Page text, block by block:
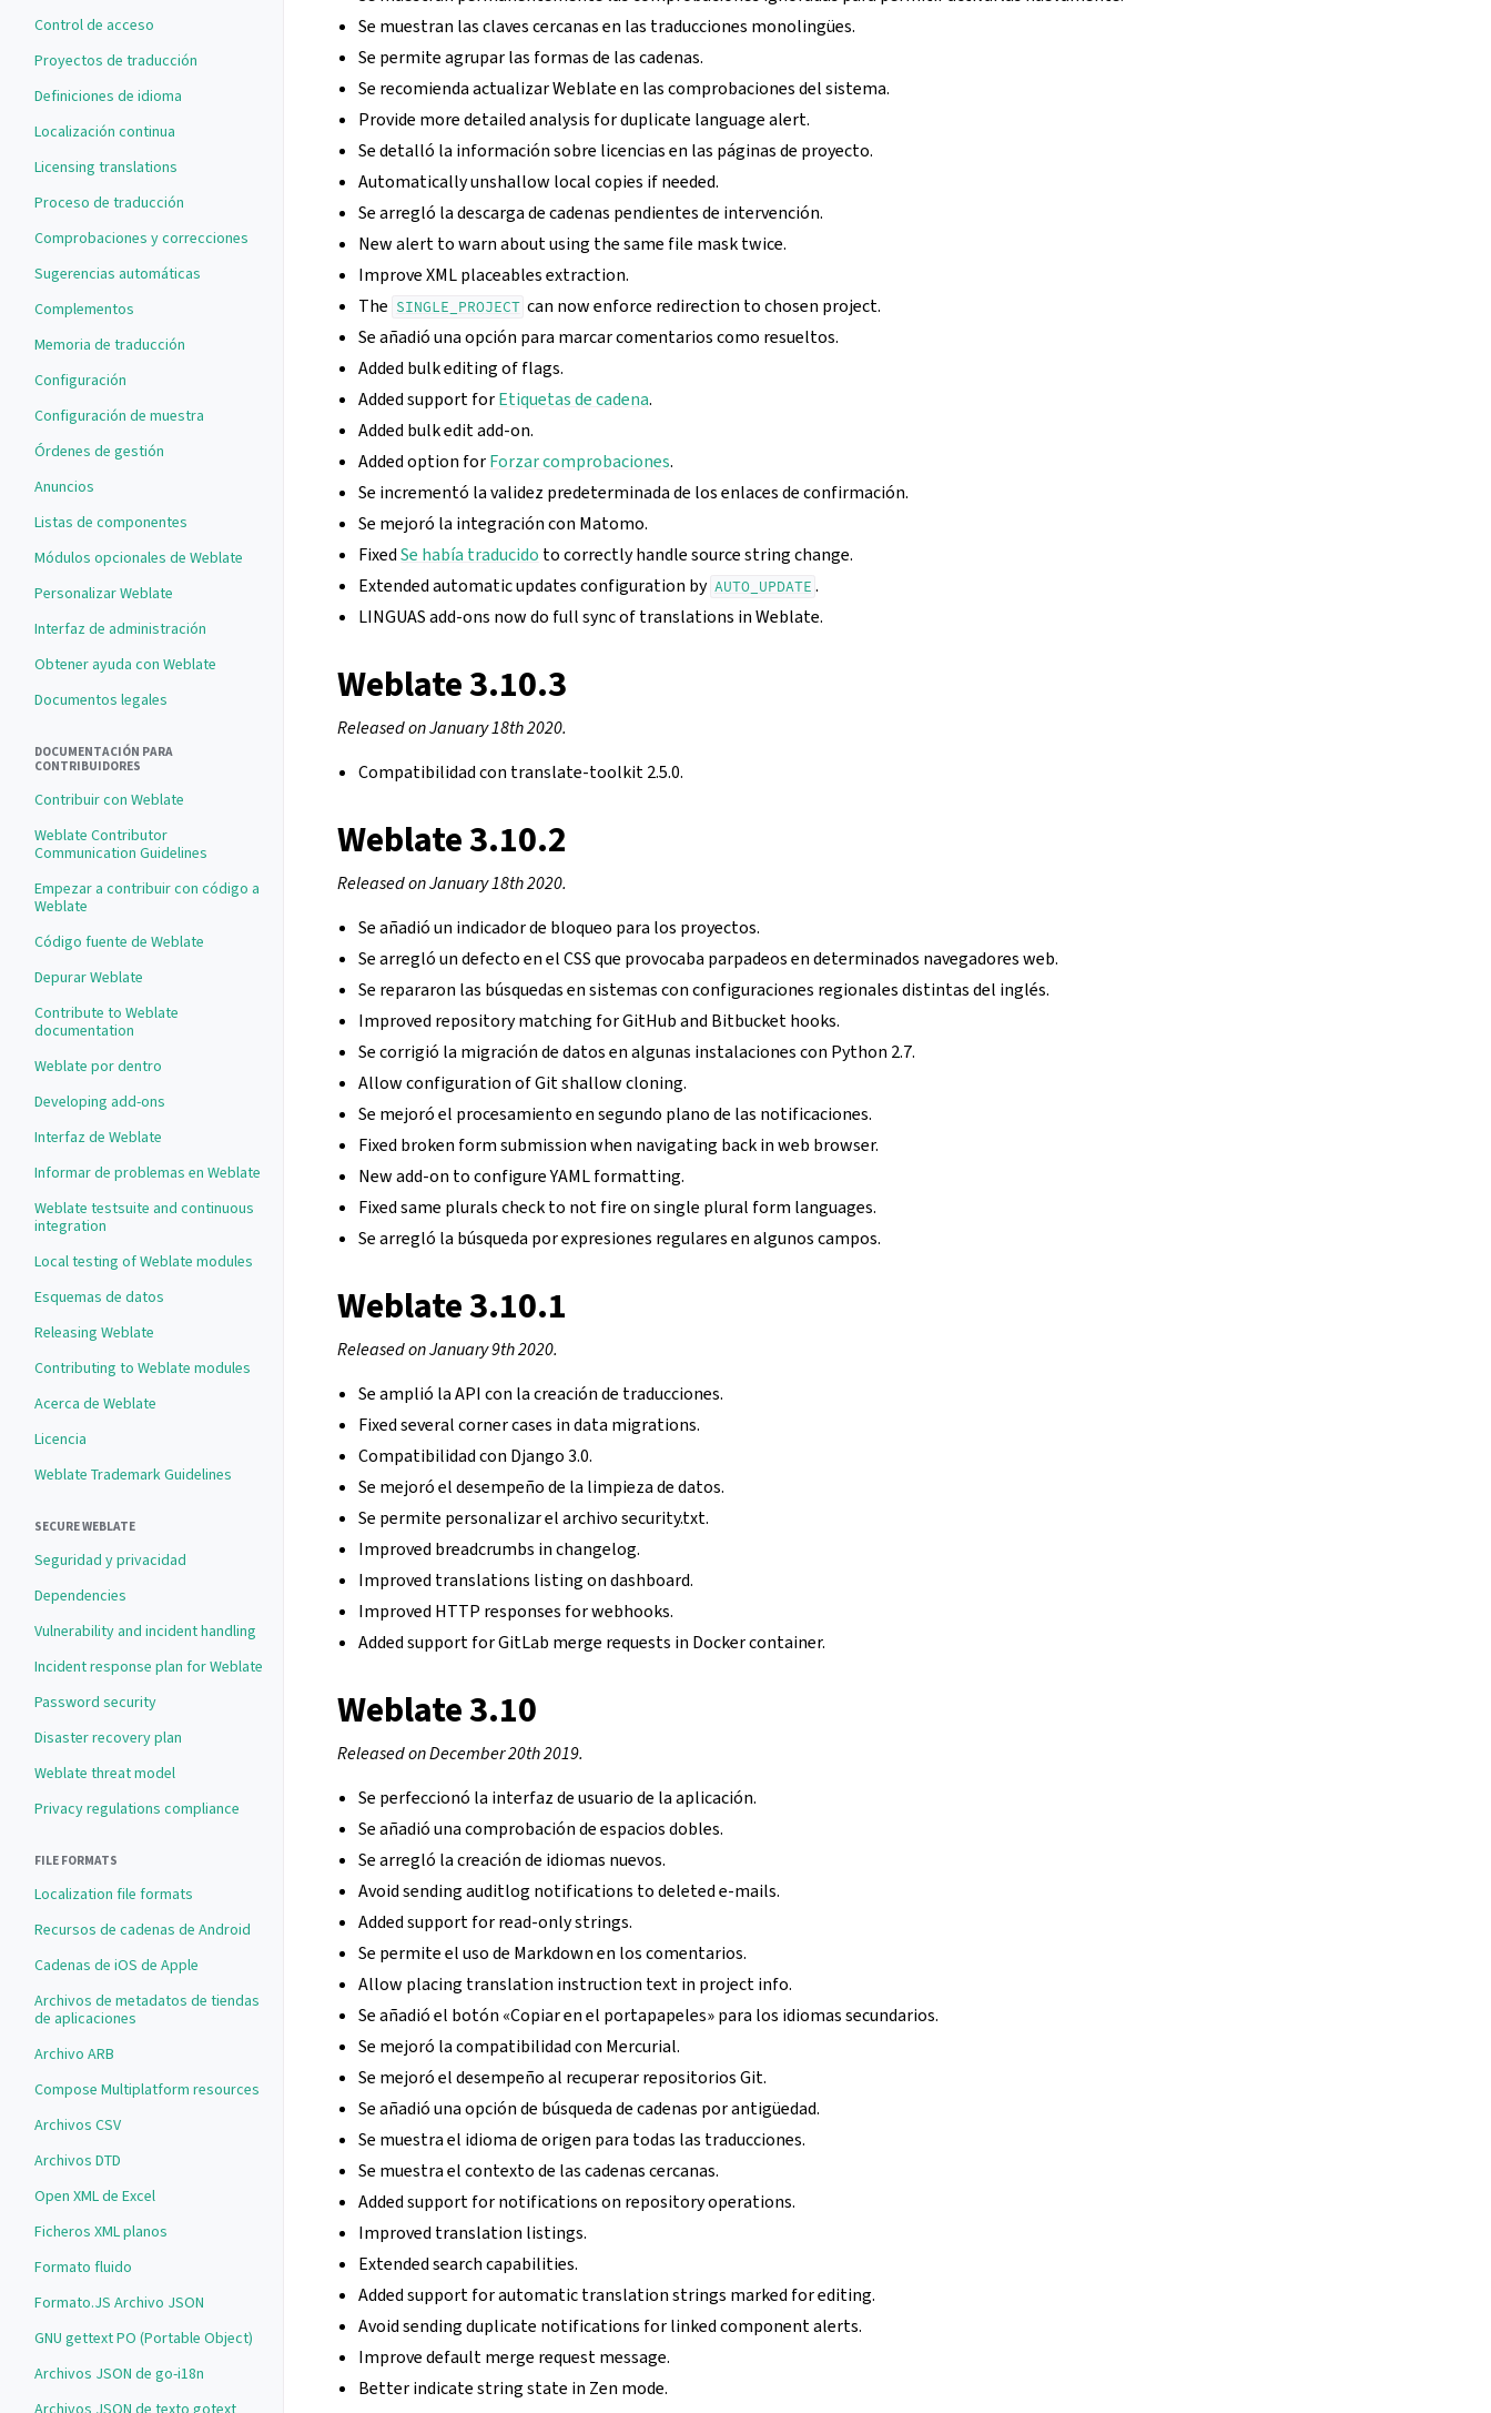
Control de acceso
Proyectos de traducción
Definiciones de idioma
Localización continua
Licensing translations
Proceso de traducción
Comprobaciones y correcciones
Sugerencias automáticas
Complementos
Memoria de traducción
Configuración
Configuración de muestra
Órdenes de gestión
Anuncios
Listas de componentes
Módulos opcionales de Weblate
Personalizar Weblate
Interfaz de administración
Obtener ayuda con Weblate
Documentos legales
DOCUMENTACIÓN PARA
CONTRIBUIDORES
Contribuir con Weblate
Weblate Contributor
Communication Guidelines
Empezar a contribuir con código a
Weblate
Código fuente de Weblate
Depurar Weblate
Contribute to Weblate
documentation
Weblate por dentro
Developing add-ons
Interfaz de Weblate
Informar de problemas en Weblate
Weblate testsuite and continuous
integration
Local testing of Weblate modules
Esquemas de datos
Releasing Weblate
Contributing to Weblate modules
Acerca de Weblate
Licencia
Weblate Trademark Guidelines
SECURE WEBLATE
Seguridad y privacidad
Dependencies
Vulnerability and incident handling
Incident response plan for Weblate
Password security
Disaster recovery plan
Weblate threat model
Privacy regulations compliance
FILE FORMATS
Localization file formats
Recursos de cadenas de Android
Cadenas de iOS de Apple
Archivos de metadatos de tiendas
de aplicaciones
Archivo ARB
Compose Multiplatform resources
Archivos CSV
Archivos DTD
Open XML de Excel
Ficheros XML planos
Formato fluido
Formato.JS Archivo JSON
GNU gettext PO (Portable Object)
Archivos JSON de go-i18n
Se muestran las claves cercanas en las traducciones monolingües.
Se permite agrupar las formas de las cadenas.
Se recomienda actualizar Weblate en las comprobaciones del sistema.
Provide more detailed analysis for duplicate language alert.
Se detalló la información sobre licencias en las páginas de proyecto.
Automatically unshallow local copies if needed.
Se arregló la descarga de cadenas pendientes de intervención.
New alert to warn about using the same file mask twice.
Improve XML placeables extraction.
The SINGLE_PROJECT can now enforce redirection to chosen project.
Se añadió una opción para marcar comentarios como resueltos.
Added bulk editing of flags.
Added support forEtiquetas de cadena.
Added bulk edit add-on.
Added option forForzar comprobaciones.
Se incrementó la validez predeterminada de los enlaces de confirmación.
Se mejoró la integración con Matomo.
FixedSe había traducido to correctly handle source string change.
Extended automatic updates configuration by AUTO_UPDATE .
LINGUAS add-ons now do full sync of translations in Weblate.
Weblate 3.10.3
Released on January 18th 2020.
Compatibilidad con translate-toolkit 2.5.0.
Weblate 3.10.2
Released on January 18th 2020.
Se añadió un indicador de bloqueo para los proyectos.
Se arregló un defecto en el CSS que provocaba parpadeos en determinados navegadores web.
Se repararon las búsquedas en sistemas con configuraciones regionales distintas del inglés.
Improved repository matching for GitHub and Bitbucket hooks.
Se corrigió la migración de datos en algunas instalaciones con Python 2.7.
Allow configuration of Git shallow cloning.
Se mejoró el procesamiento en segundo plano de las notificaciones.
Fixed broken form submission when navigating back in web browser.
New add-on to configure YAML formatting.
Fixed same plurals check to not fire on single plural form languages.
Se arregló la búsqueda por expresiones regulares en algunos campos.
Weblate 3.10.1
Released on January 9th 2020.
Se amplió la API con la creación de traducciones.
Fixed several corner cases in data migrations.
Compatibilidad con Django 3.0.
Se mejoró el desempeño de la limpieza de datos.
Se permite personalizar el archivo security.txt.
Improved breadcrumbs in changelog.
Improved translations listing on dashboard.
Improved HTTP responses for webhooks.
Added support for GitLab merge requests in Docker container.
Weblate 3.10
Released on December 20th 2019.
Se perfeccionó la interfaz de usuario de la aplicación.
Se añadió una comprobación de espacios dobles.
Se arregló la creación de idiomas nuevos.
Avoid sending auditlog notifications to deleted e-mails.
Added support for read-only strings.
Se permite el uso de Markdown en los comentarios.
Allow placing translation instruction text in project info.
Se añadió el botón «Copiar en el portapapeles» para los idiomas secundarios.
Se mejoró la compatibilidad con Mercurial.
Se mejoró el desempeño al recuperar repositorios Git.
Se añadió una opción de búsqueda de cadenas por antigüedad.
Se muestra el idioma de origen para todas las traducciones.
Se muestra el contexto de las cadenas cercanas.
Added support for notifications on repository operations.
Improved translation listings.
Extended search capabilities.
Added support for automatic translation strings marked for editing.
Avoid sending duplicate notifications for linked component alerts.
Improve default merge request message.
Better indicate string state in Zen mode.